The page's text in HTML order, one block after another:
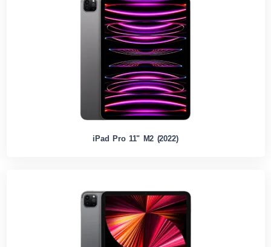
iPad Pro 11" M2 (2022)